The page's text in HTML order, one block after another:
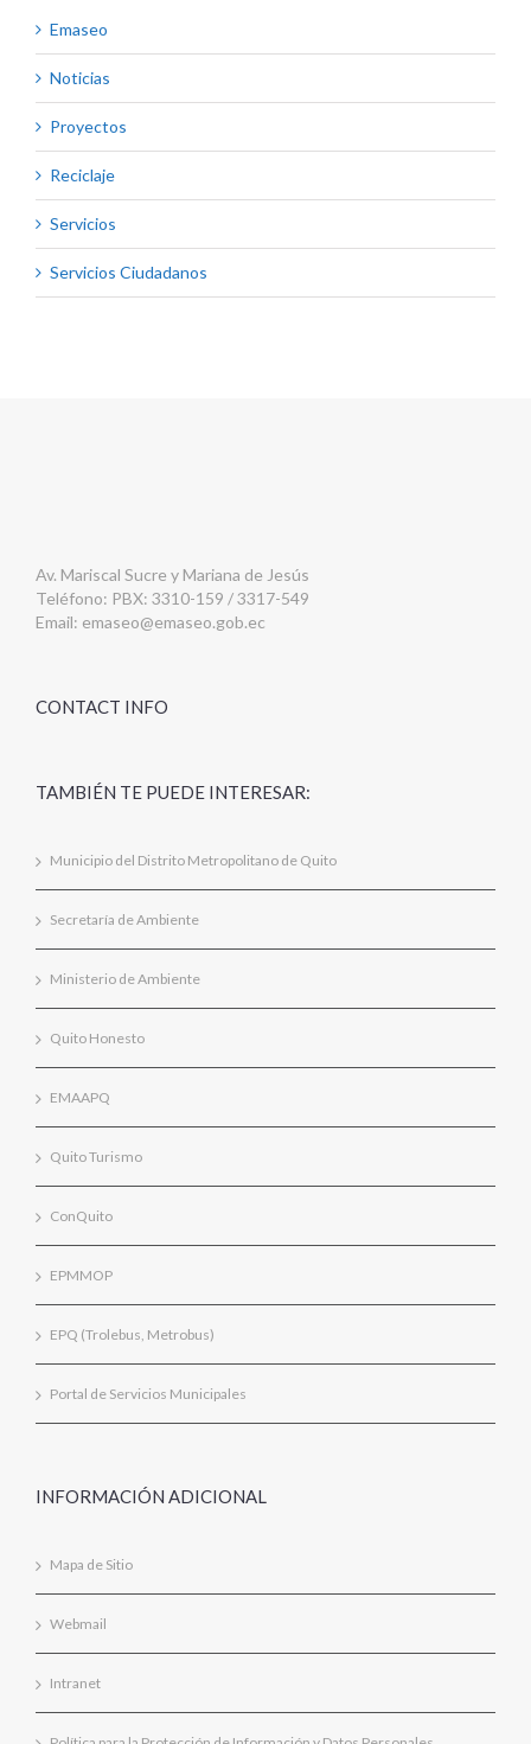
Emaseo
Noticias
Proyectos
Reciclaje
Servicios
Servicios Ciudadanos
Av. Mariscal Sucre y Mariana de Jesús
Teléfono: PBX: 3310-159 / 3317-549
Email: emaseo@emaseo.gob.ec
CONTACT INFO
TAMBIÉN TE PUEDE INTERESAR:
Municipio del Distrito Metropolitano de Quito
Secretaría de Ambiente
Ministerio de Ambiente
Quito Honesto
EMAAPQ
Quito Turismo
ConQuito
EPMMOP
EPQ (Trolebus, Metrobus)
Portal de Servicios Municipales
INFORMACIÓN ADICIONAL
Mapa de Sitio
Webmail
Intranet